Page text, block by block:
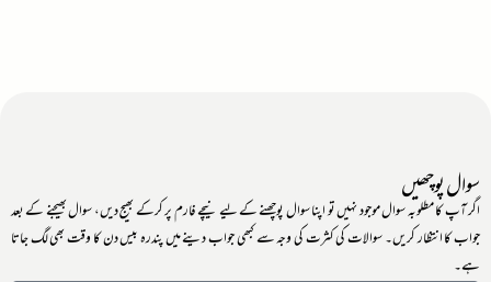
سوال پوچھیں
اگر آپ کا مطلوبہ سوال موجود نہیں تو اپنا سوال پوچھنے کے لیے نیچے فارم پر کرکے بھیج دیں، سوال بھیجنے کے بعد
جواب کا انتظار کریں۔ سوالات کی کثرت کی وجہ سے کبھی جواب دینے میں پندرہ بیس دن کا وقت بھی لگ جاتا
ہے۔